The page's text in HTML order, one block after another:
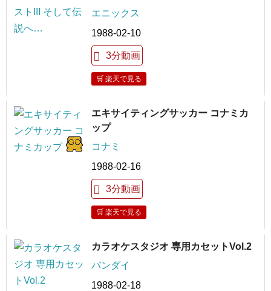
エニックス
1988-02-10
3分動画
🛒 楽天で見る
エキサイティングサッカー コナミカ
ップ
コナミ
1988-02-16
3分動画
🛒 楽天で見る
カラオケスタジオ 専用カセットVol.2
バンダイ
1988-02-18